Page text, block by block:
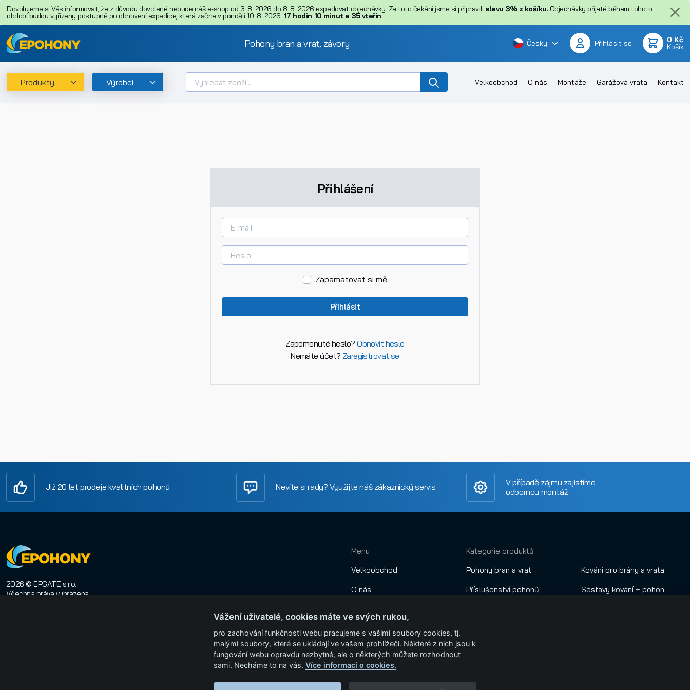
Dovolujeme si Vás informovat, že z důvodu dovolené nebude náš e-shop od 3. 8. 2026 do 8. 8. 2026 expedovat objednávky. Za toto čekání jsme si připravili slevu 3% z košíku.Objednávky přijaté během tohoto
období budou vyřízeny postupně po obnovení expedice, která začne v pondělí 10. 8. 2026. 17 hodin 10 minut a 34 vteřin
Pohony bran a vrat, závory Česky Přihlásit se 0 Kč
Košík
Produkty Výrobci Velkoobchod O nás Montáže Garážová vrata Kontakt
Přihlášení
Zapamatovat si mě
Přihlásit
Zapomenuté heslo?Obnovit heslo
Nemáte účet? Zaregistrovat se
Již 20 let prodeje kvalitních pohonů Nevíte si rady? Využijte náš zákaznický servis
V případě zájmu zajistíme
odbornou montáž
2026 © EPGATE s.r.o.
Všechna práva vyhrazena
Menu
Velkoobchod
O nás
Montáže
Garážová vrata
Kontakt
Kategorie produktů
Pohony bran a vrat
Příslušenství pohonů
GSM a Wifi ovládání
Kování pro brány a vrata
Sestavy kování + pohon
Vážení uživatelé, cookies máte ve svých rukou,
pro zachování funkčnosti webu pracujeme s vašimi soubory cookies, tj.
malými soubory, které se ukládají ve vašem prohlížeči. Některé z nich jsou k
fungování webu opravdu nezbytné, ale o některých můžete rozhodnout
sami. Necháme to na vás. Více informací o cookies.